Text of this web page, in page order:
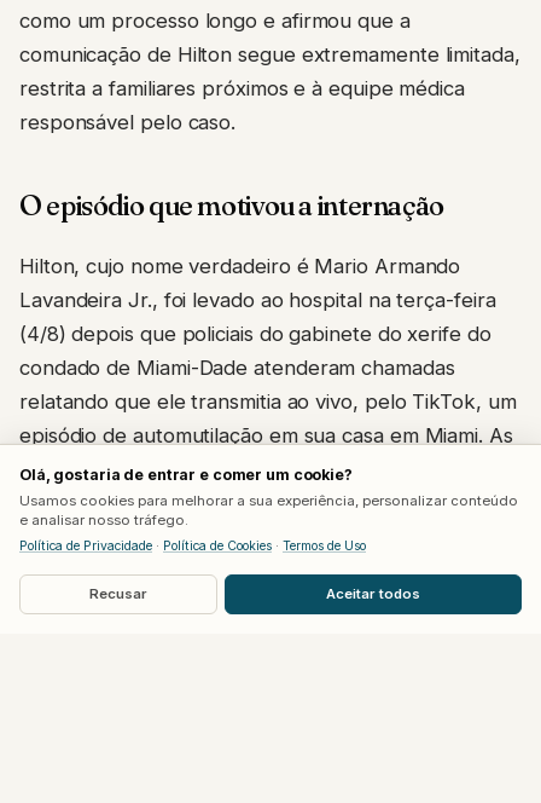
como um processo longo e afirmou que a
comunicação de Hilton segue extremamente limitada,
restrita a familiares próximos e à equipe médica
responsável pelo caso.
O episódio que motivou a internação
Hilton, cujo nome verdadeiro é Mario Armando
Lavandeira Jr., foi levado ao hospital na terça-feira
(4/8) depois que policiais do gabinete do xerife do
condado de Miami-Dade atenderam chamadas
relatando que ele transmitia ao vivo, pelo TikTok, um
episódio de automutilação em sua casa em Miami. As
autoridades confirmaram posteriormente que
conseguiram resgatar a pessoa em segurança e
encaminhá-la para atendimento médico.
O TikTok afirmou, em nota à Deadline, que a
Olá, gostaria de entrar e comer um cookie?
Usamos cookies para melhorar a sua experiência, personalizar conteúdo
e analisar nosso tráfego.
Política de Privacidade · Política de Cookies · Termos de Uso
Recusar Aceitar todos